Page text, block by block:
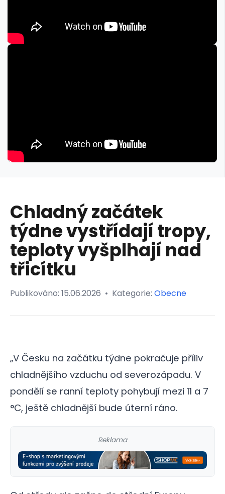
Chladný začátek
týdne vystřídají tropy,
teploty vyšplhají nad
třicítku
Publikováno: 15.06.2026 • Kategorie: Obecne
„V Česku na začátku týdne pokračuje příliv
chladnějšího vzduchu od severozápadu. V
pondělí se ranní teploty pohybují mezi 11 a 7
°C, ještě chladnější bude úterní ráno.
Reklama